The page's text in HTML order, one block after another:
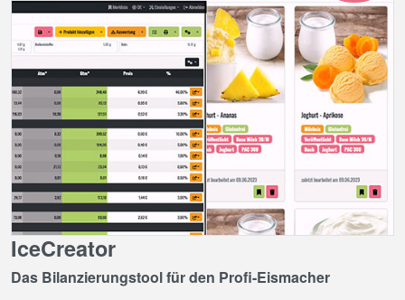
IceCreator
Das Bilanzierungstool für den Profi-Eismacher